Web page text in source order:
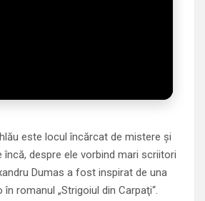
este locul încărcat de mistere şi
încă, despre ele vorbind mari scriitori
Dumas a fost inspirat de una
romanul „Strigoiul din Carpaţi“.